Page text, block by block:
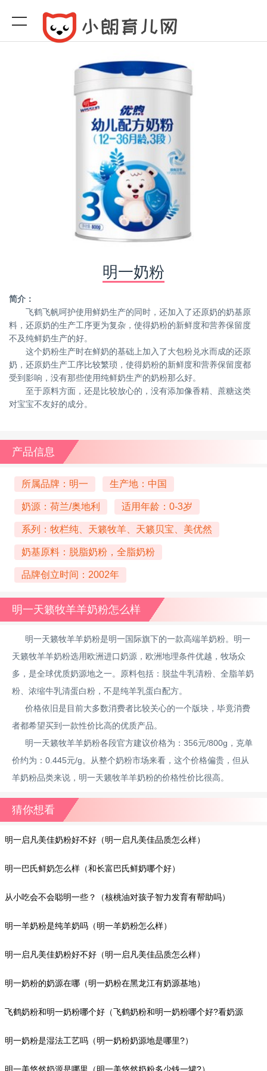
明一奶粉
简介：
飞鹤飞帆呵护使用鲜奶生产的同时，还加入了还原奶的奶基原
料，还原奶的生产工序更为复杂，使得奶粉的新鲜度和营养保留度
不及纯鲜奶生产的好。
这个奶粉生产时在鲜奶的基础上加入了大包粉兑水而成的还原
奶，还原奶生产工序比较繁琐，使得奶粉的新鲜度和营养保留度都
受到影响，没有那些使用纯鲜奶生产的奶粉那么好。
至于原料方面，还是比较放心的，没有添加像香精、蔗糖这类
对宝宝不友好的成分。
产品信息
所属品牌：明一 生产地：中国
奶源：荷兰/奥地利 适用年龄：0-3岁
系列：牧栏纯、天籁牧羊、天籁贝宝、美优然
奶基原料：脱脂奶粉，全脂奶粉
品牌创立时间：2002年
明一天籁牧羊羊奶粉怎么样
明一天籁牧羊羊奶粉是明一国际旗下的一款高端羊奶粉。明一
天籁牧羊羊奶粉选用欧洲进口奶源，欧洲地理条件优越，牧场众
多，是全球优质奶源地之一。原料包括：脱盐牛乳清粉、全脂羊奶
粉、浓缩牛乳清蛋白粉，不是纯羊乳蛋白配方。
价格依旧是目前大多数消费者比较关心的一个版块，毕竟消费
者都希望买到一款性价比高的优质产品。
明一天籁牧羊羊奶粉各段官方建议价格为：356元/800g，克单
价约为：0.445元/g。从整个奶粉市场来看，这个价格偏贵，但从
羊奶粉品类来说，明一天籁牧羊羊奶粉的价格性价比很高。
猜你想看
明一启凡美佳奶粉好不好（明一启凡美佳品质怎么样）
明一巴氏鲜奶怎么样（和长富巴氏鲜奶哪个好）
从小吃会不会聪明一些？（核桃油对孩子智力发育有帮助吗）
明一羊奶粉是纯羊奶吗（明一羊奶粉怎么样）
明一启凡美佳奶粉好不好（明一启凡美佳品质怎么样）
明一奶粉的奶源在哪（明一奶粉在黑龙江有奶源基地）
飞鹤奶粉和明一奶粉哪个好（飞鹤奶粉和明一奶粉哪个好?看奶源
地）
明一奶粉是湿法工艺吗（明一奶粉奶源地是哪里?）